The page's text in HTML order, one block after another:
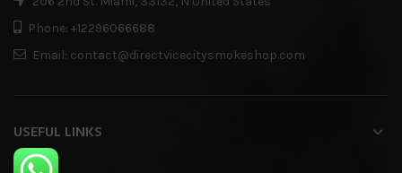
Phone: +12296066688
Email: contact@directvicecitysmokeshop.com
USEFUL LINKS